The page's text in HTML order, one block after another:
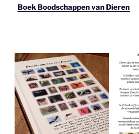
Boek Boodschappen van Dieren